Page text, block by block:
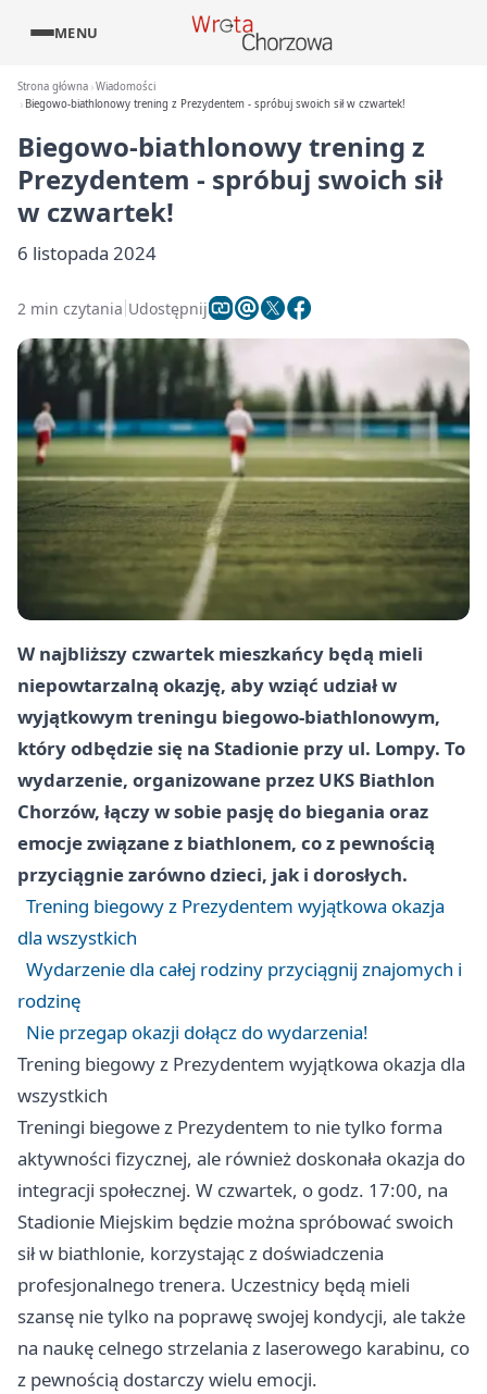
MENU
Strona główna Wiadomości
Biegowo-biathlonowy trening z Prezydentem - spróbuj swoich sił w czwartek!
Biegowo-biathlonowy trening z
Prezydentem - spróbuj swoich sił
w czwartek!
6 listopada 2024
2 min czytania Udostępnij
W najbliższy czwartek mieszkańcy będą mieli
niepowtarzalną okazję, aby wziąć udział w
wyjątkowym treningu biegowo-biathlonowym,
który odbędzie się na Stadionie przy ul. Lompy. To
wydarzenie, organizowane przez UKS Biathlon
Chorzów, łączy w sobie pasję do biegania oraz
emocje związane z biathlonem, co z pewnością
przyciągnie zarówno dzieci, jak i dorosłych.
Trening biegowy z Prezydentem wyjątkowa okazja
dla wszystkich
Wydarzenie dla całej rodziny przyciągnij znajomych i
rodzinę
Nie przegap okazji dołącz do wydarzenia!
Trening biegowy z Prezydentem wyjątkowa okazja dla
wszystkich
Treningi biegowe z Prezydentem to nie tylko forma
aktywności fizycznej, ale również doskonała okazja do
integracji społecznej. W czwartek, o godz. 17:00, na
Stadionie Miejskim będzie można spróbować swoich
sił w biathlonie, korzystając z doświadczenia
profesjonalnego trenera. Uczestnicy będą mieli
szansę nie tylko na poprawę swojej kondycji, ale także
na naukę celnego strzelania z laserowego karabinu, co
z pewnością dostarczy wielu emocji.